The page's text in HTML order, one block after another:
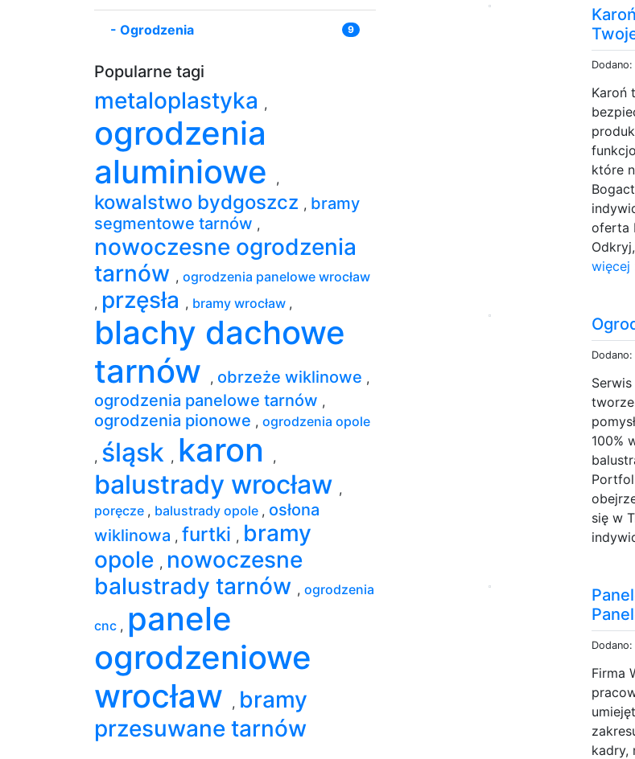
Karoń
które
oferta
więcej
100%
się w
Firma
kadry,
- Ogrodzenia 9
Popularne tagi
metaloplastyka ,
ogrodzenia
aluminiowe
,
kowalstwo bydgoszcz , bramy
segmentowe tarnów ,
nowoczesne ogrodzenia
tarnów , ogrodzenia panelowe wrocław
, przęsła , bramy wrocław ,
blachy dachowe
tarnów
, obrzeże wiklinowe ,
ogrodzenia panelowe tarnów ,
ogrodzenia pionowe , ogrodzenia opole
, śląsk , karon ,
balustrady wrocław ,
poręcze , balustrady opole , osłona
wiklinowa , furtki , bramy
opole , nowoczesne
balustrady tarnów , ogrodzenia
cnc , panele
ogrodzeniowe
wrocław
, bramy
przesuwane tarnów